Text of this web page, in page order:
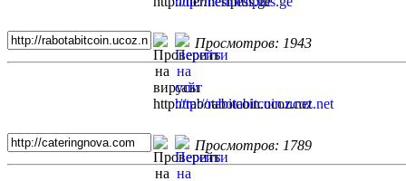
Просмотров: 1943
Просмотров: 1789